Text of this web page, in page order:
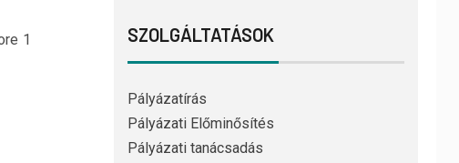
1
SZOLGÁLTATÁSOK
Pályázatírás
Pályázati Előminősítés
Pályázati tanácsadás